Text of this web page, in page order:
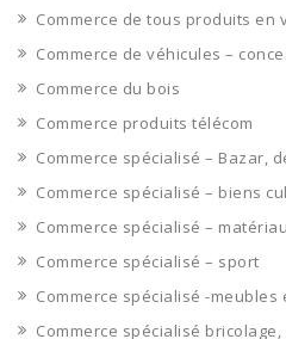
Commerce de tous produits
Commerce de véhicules –
Commerce du bois
Commerce produits télécom
Commerce spécialisé – Bazar,
Commerce spécialisé – biens
Commerce spécialisé –
Commerce spécialisé – sport
Commerce spécialisé -meubles
Commerce spécialisé